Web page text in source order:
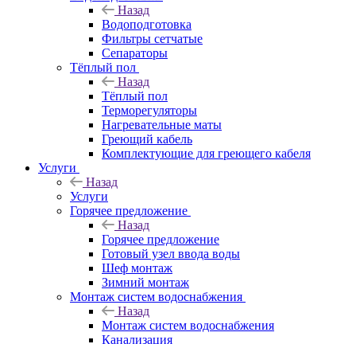
Назад
Водоподготовка
Фильтры сетчатые
Сепараторы
Тёплый пол
Назад
Тёплый пол
Терморегуляторы
Нагревательные маты
Греющий кабель
Комплектующие для греющего кабеля
Услуги
Назад
Услуги
Горячее предложение
Назад
Горячее предложение
Готовый узел ввода воды
Шеф монтаж
Зимний монтаж
Монтаж систем водоснабжения
Назад
Монтаж систем водоснабжения
Канализация